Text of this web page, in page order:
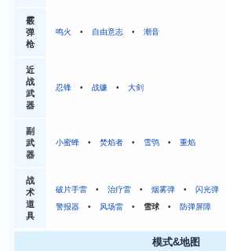
霰
弹
枪
鸣火 • 自由意志 • 潮音
近
战
武
器
忍锋 • 战镰 • 大剑
副
武
器
小蜜蜂 • 焚焰者 • 雪鸮 • 重焰
战
术
道
具
破片手雷 • 治疗雷 • 烟雾弹 • 闪光弹
警报器
• 风场雷 • 雪球 • 防弹屏障
模式&地图